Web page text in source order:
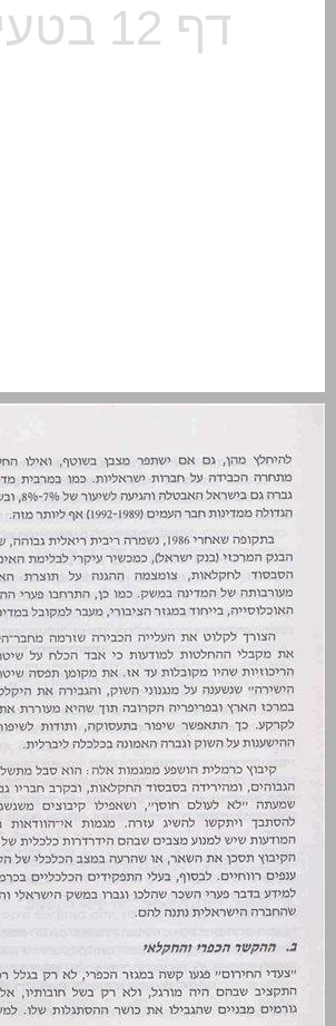
פרק ראשון: השינויים בקיבוץ - רקע, תיאוריות ומתודולוגיה ... 12